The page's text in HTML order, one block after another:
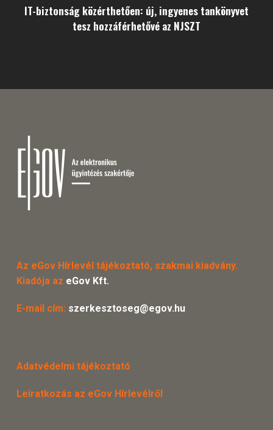
IT-biztonság közérthetően: új, ingyenes tankönyvet
tesz hozzáférhetővé az NJSZT
Az eGov Hírlevél tájékoztató, szakmai kiadvány.
Kiadója az eGov Kft.
E-mail cím: szerkesztoseg@egov.hu
Adatvédelmi tájékoztató
Leiratkozás az eGov Hírlevélről